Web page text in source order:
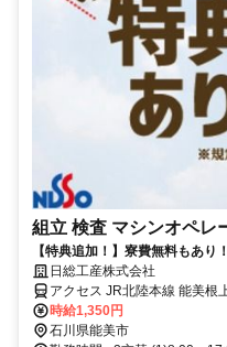
組立 検査 マシンオペレ
【特典追加！】寮費無料もあり！
日総工産株式会社
アクセス JR北陸本線 能美根
時給1,350円
石川県能美市